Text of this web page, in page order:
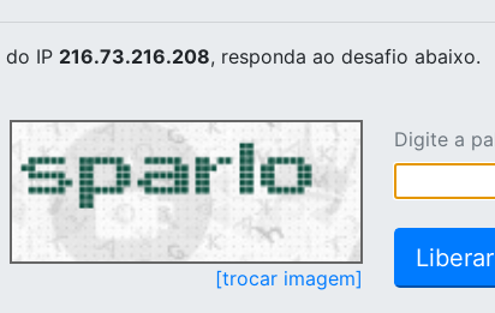
do IP 216.73.216.208, responda ao desafio abaixo.
[trocar imagem]
Digite a